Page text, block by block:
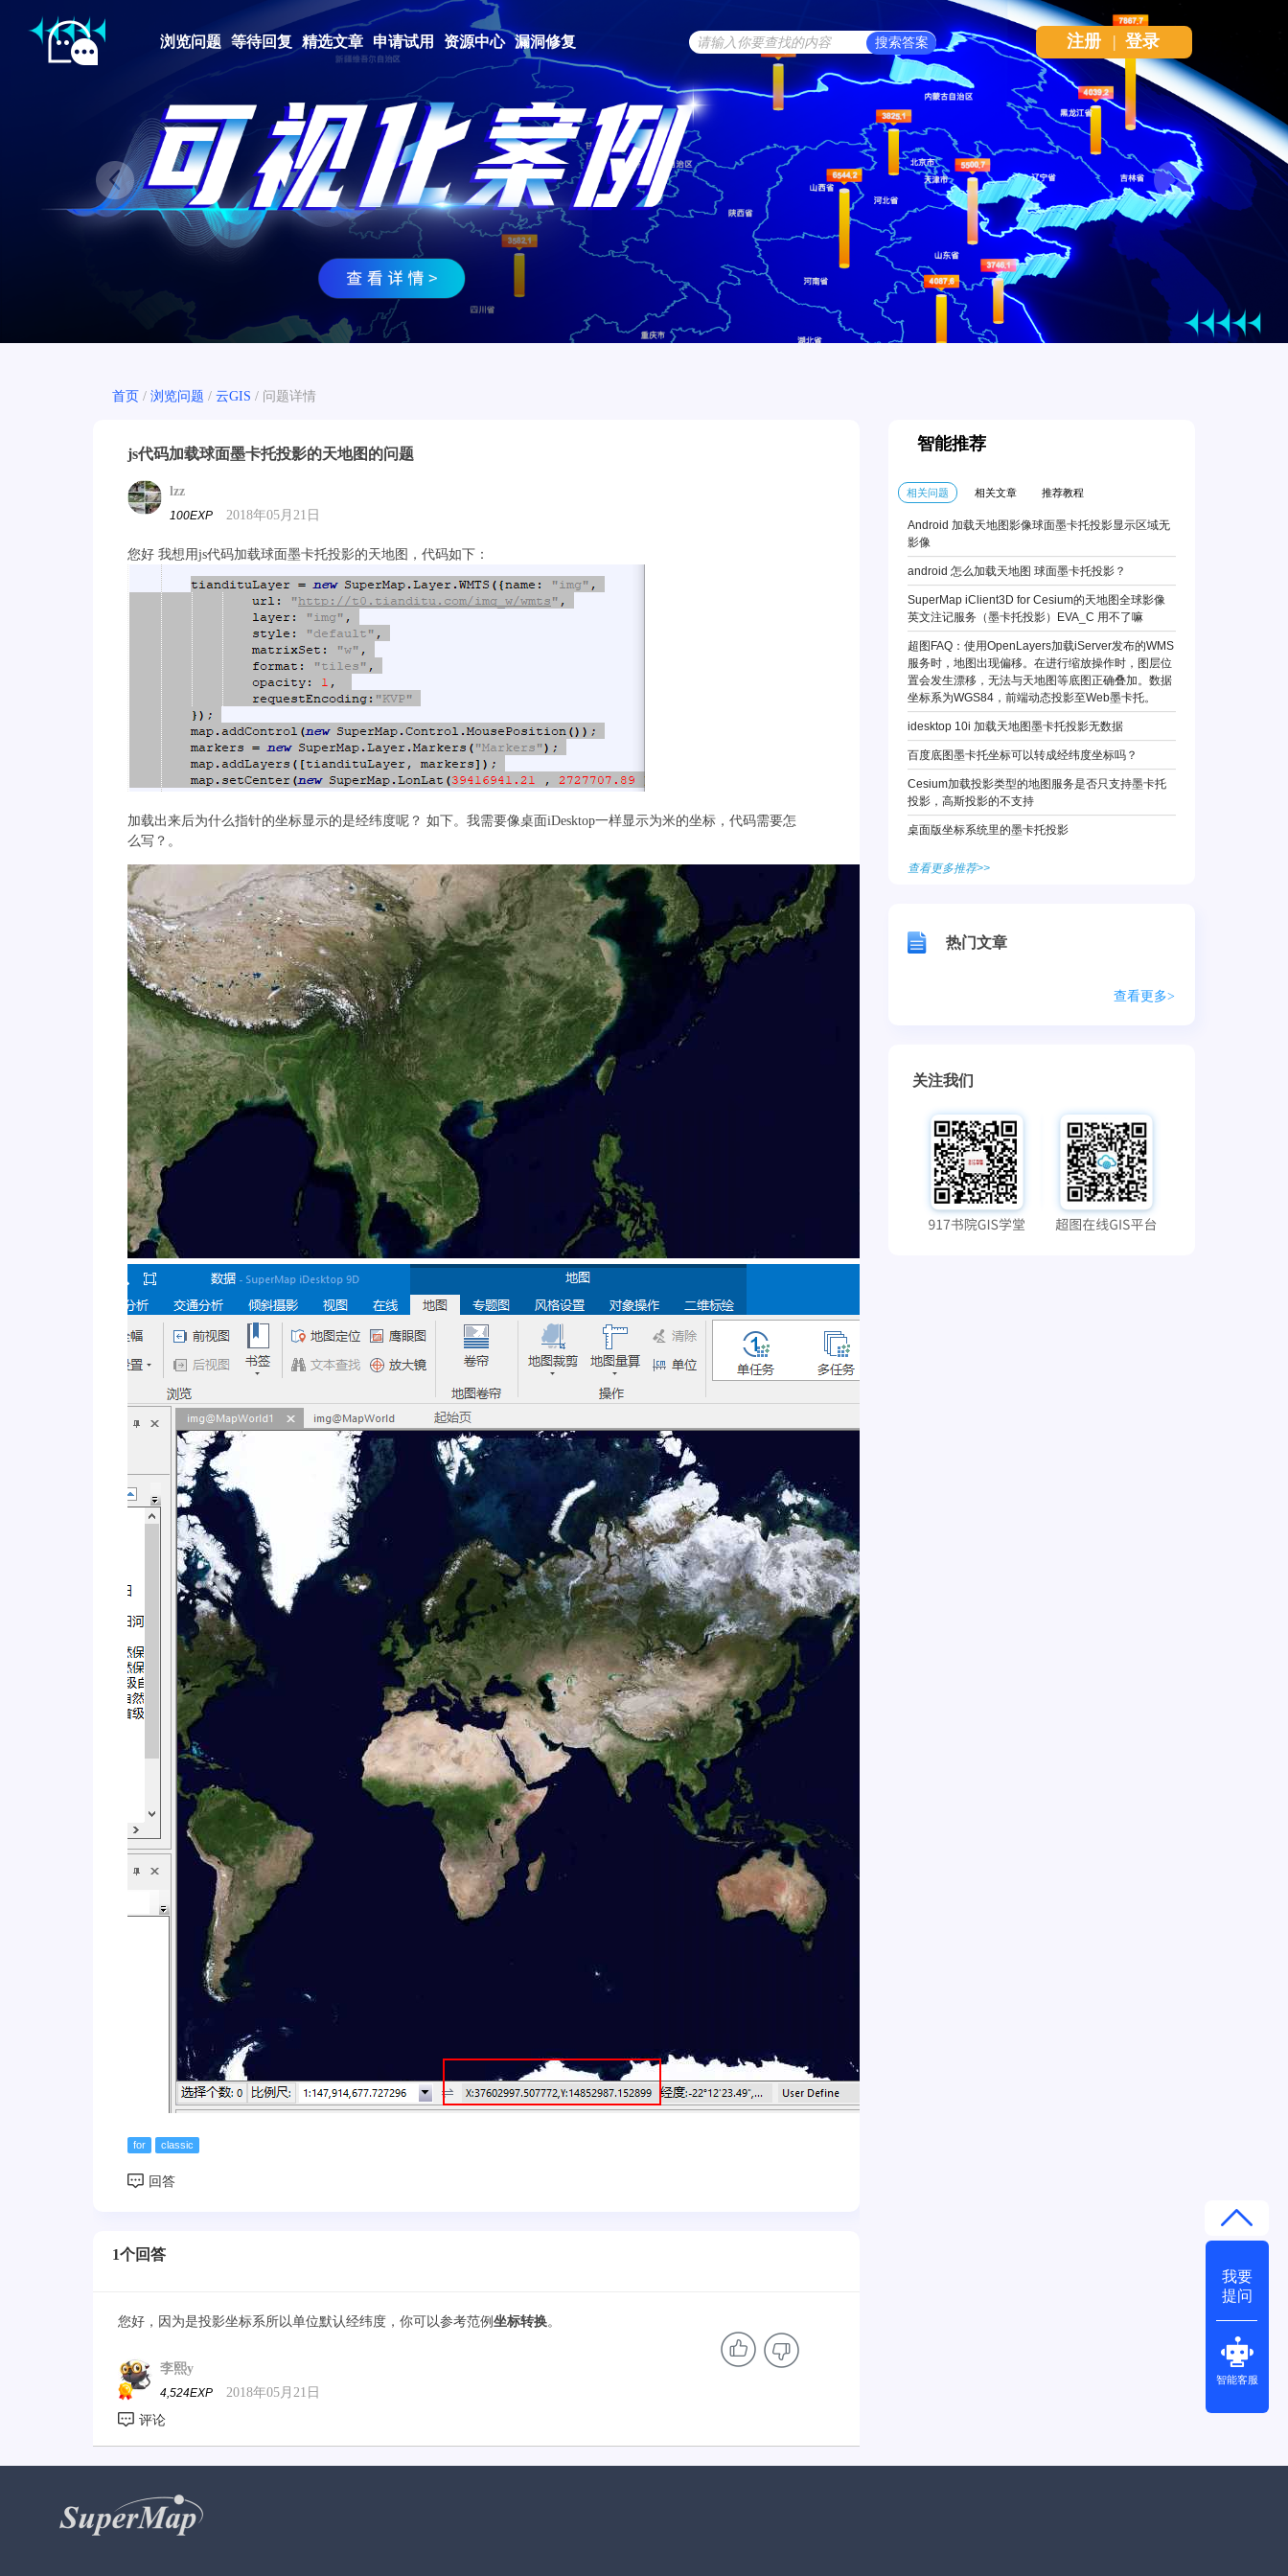
Next
Prev
浏览问题 等待回复 精选文章 申请试用 资源中心 漏洞修复 注册 | 登录
我要
提问
智能客服
首页 / 浏览问题 / 云GIS / 问题详情
js代码加载球面墨卡托投影的天地图的问题
lzz
100EXP 2018年05月21日
您好 我想用js代码加载球面墨卡托投影的天地图，代码如下：
加载出来后为什么指针的坐标显示的是经纬度呢？ 如下。我需要像桌面iDesktop一样显示为米的坐标，代码需要怎
么写？。
for classic
1个回答
您好，因为是投影坐标系所以单位默认经纬度，你可以参考范例 坐标转换。
李熙y
4,524EXP 2018年05月21日
智能推荐
相关问题 相关文章 推荐教程
Android 加载天地图影像球面墨卡托投影显示区域无
影像
android 怎么加载天地图 球面墨卡托投影？
SuperMap iClient3D for Cesium的天地图全球影像
英文注记服务（墨卡托投影）EVA_C 用不了嘛
超图FAQ：使用OpenLayers加载iServer发布的WMS
服务时，地图出现偏移。在进行缩放操作时，图层位
置会发生漂移，无法与天地图等底图正确叠加。数据
坐标系为WGS84，前端动态投影至Web墨卡托。
idesktop 10i 加载天地图墨卡托投影无数据
百度底图墨卡托坐标可以转成经纬度坐标吗？
Cesium加载投影类型的地图服务是否只支持墨卡托
投影，高斯投影的不支持
桌面版坐标系统里的墨卡托投影
查看更多推荐>>
热门文章
查看更多>
关注我们